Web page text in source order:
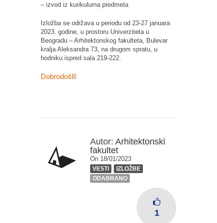
– izvod iz kurikuluma predmeta
Izložba se održava u periodu od 23-27 januara
2023. godine, u prostoru Univerziteta u
Beogradu – Arhitektonskog fakulteta, Bulevar
kralja Aleksandra 73, na drugom spratu, u
hodniku ispred sala 219-222.
Dobrodošli!
Autor: Arhitektonski
fakultet
On 18/01/2023
VESTI
IZLOŽBE
ODABRANO
1